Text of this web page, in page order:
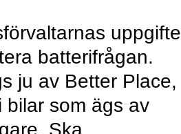
batterifrågan.
ju av Better Place,
bilar som ägs av